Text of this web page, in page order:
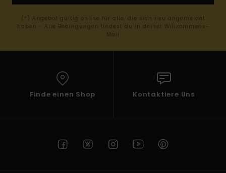
(*) Angebot gültig online für alle, die sich neu angemeldet
haben - Alle Bedingungen findest du in deiner Willkommens-
Mail
Finde einen Shop Kontaktiere Uns